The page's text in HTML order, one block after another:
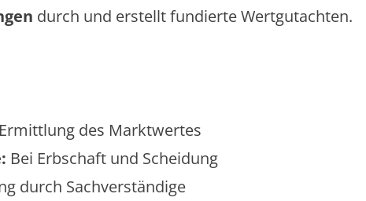
durch und erstellt fundierte Wertgutachten.
Ermittlung des Marktwertes
Bei Erbschaft und Scheidung
durch Sachverständige